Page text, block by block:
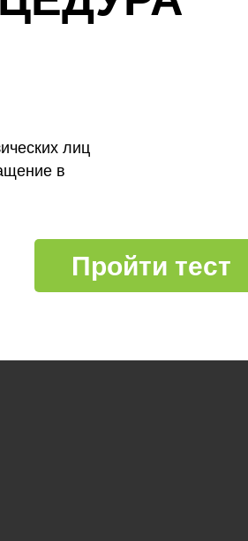
лиц
в
Пройти тест